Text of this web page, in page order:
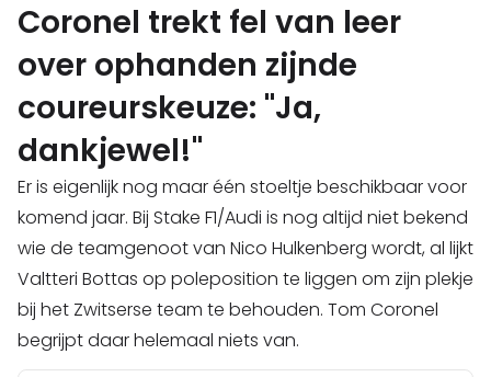
Coronel trekt fel van leer
over ophanden zijnde
coureurskeuze: "Ja,
dankjewel!"
Er is eigenlijk nog maar één stoeltje beschikbaar voor
komend jaar. Bij Stake F1/Audi is nog altijd niet bekend
wie de teamgenoot van Nico Hulkenberg wordt, al lijkt
Valtteri Bottas op poleposition te liggen om zijn plekje
bij het Zwitserse team te behouden. Tom Coronel
begrijpt daar helemaal niets van.